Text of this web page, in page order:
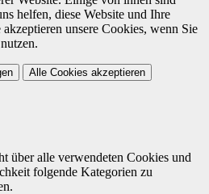
helfen, diese Website und Ihre
unsere Cookies, wenn Sie
Alle Cookies akzeptieren
über alle verwendeten Cookies und
folgende Kategorien zu